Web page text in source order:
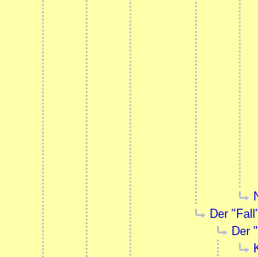
Der
Der